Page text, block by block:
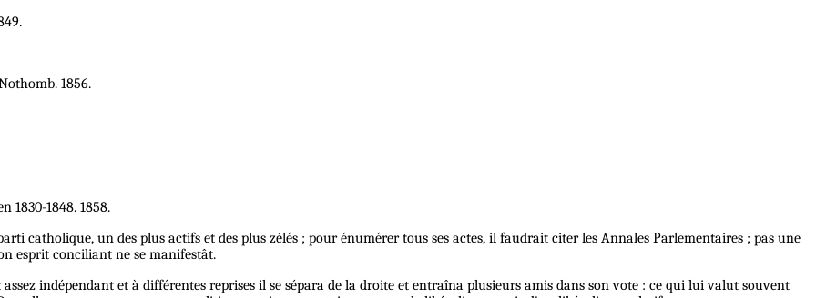
1856.
1830-1848. 1858.
catholique, un des plus actifs et des plus zélés ; pour énumérer tous ses actes, il faudrait citer les Annales Parlementaires ; pas une
esprit conciliant ne se manifestât.
indépendant et à différentes reprises il se sépara de la droite et entraîna plusieurs amis dans son vote : ce qui lui valut souvent